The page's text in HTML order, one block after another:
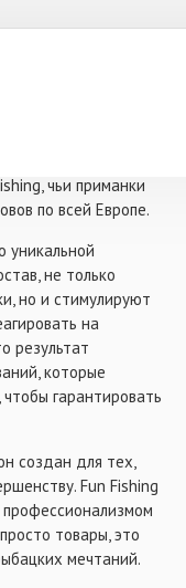
рыбную
великолепно
замачивания
с ума. Эти дипы
особенно в
Mussel &
экстрактов
аромат,
& Peach
это ключ к
как аромат
запахом
дип – настоящий
чьи приманки
по всей Европе.
уникальной
не только
но и стимулируют
на
результат
которые
гарантировать
создан для тех,
Fun Fishing
товары, это
мечтаний.